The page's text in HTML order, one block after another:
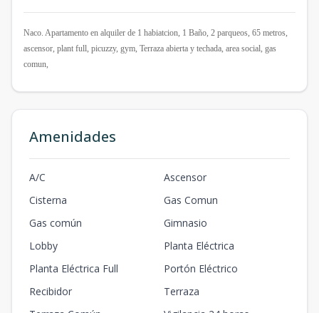
Naco. Apartamento en alquiler de 1 habiatcion, 1 Baño, 2 parqueos, 65 metros,
ascensor, plant full, picuzzy, gym, Terraza abierta y techada, area social, gas
comun,
Amenidades
A/C
Ascensor
Cisterna
Gas Comun
Gas común
Gimnasio
Lobby
Planta Eléctrica
Planta Eléctrica Full
Portón Eléctrico
Recibidor
Terraza